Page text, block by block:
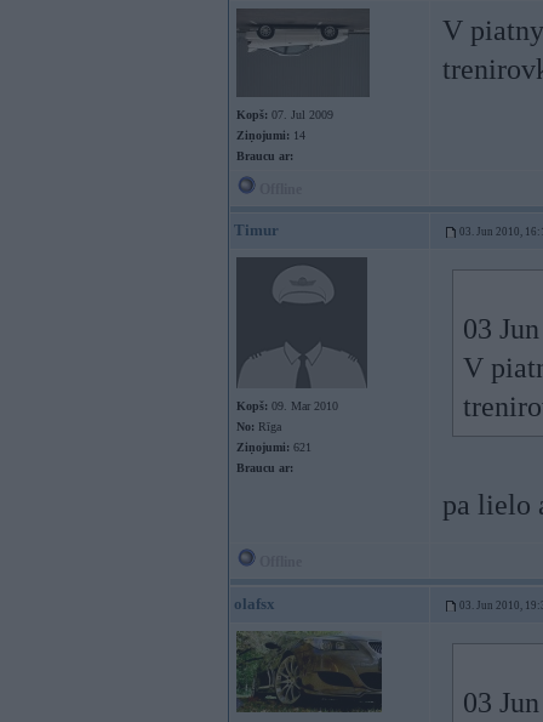
Kopš: 07. Jul 2009
Ziņojumi: 14
Braucu ar:
V
Timur 03. Jun 2010,
Kopš: 09. Mar 2010
No: Rīga
Ziņojumi: 621
Braucu ar:
03
V
pa lielo
olafsx 03. Jun 2010,
03